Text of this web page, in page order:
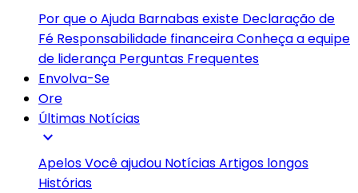
Por que o Ajuda Barnabas existe Declaração de
Fé Responsabilidade financeiraConheça a equipe
de liderança Perguntas Frequentes
Envolva-Se
Ore
Últimas Notícias
expand_more
ApelosVocê ajudou NotíciasArtigos longos
Histórias